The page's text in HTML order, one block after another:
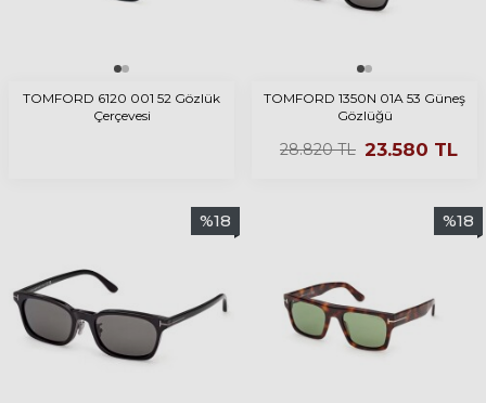
TOMFORD 6120 001 52 Gözlük
Çerçevesi
TOMFORD 1350N 01A 53 Güneş
Gözlüğü
28.820TL 23.580 TL
%18 %18